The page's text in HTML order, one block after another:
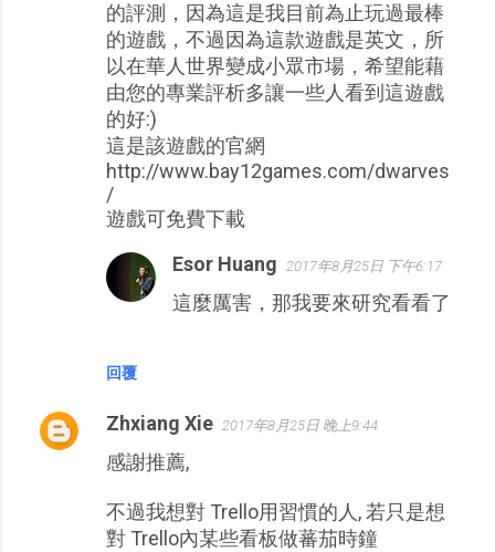
的評測，因為這是我目前為止玩過最棒
的遊戲，不過因為這款遊戲是英文，所
以在華人世界變成小眾市場，希望能藉
由您的專業評析多讓一些人看到這遊戲
的好:)
這是該遊戲的官網
http://www.bay12games.com/dwarves
/
遊戲可免費下載
回覆
Esor Huang 2017年8月25日 下午6:17
這麼厲害，那我要來研究看看了
Zhxiang Xie 2017年8月25日 晚上9:44
感謝推薦,
不過我想對 Trello用習慣的人, 若只是想
對 Trello內某些看板做蕃茄時鐘